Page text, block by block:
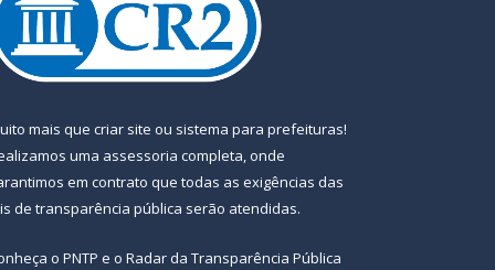
mais que criar site ou sistema para prefeituras!
uma assessoria completa, onde
em contrato que todas as exigências das
de transparência pública serão atendidas.
o PNTP e o Radar da Transparência Pública